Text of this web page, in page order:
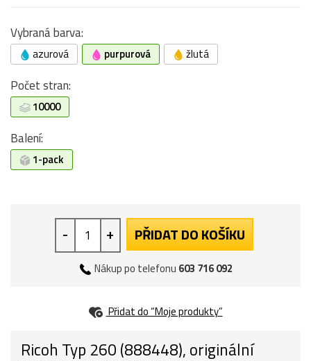
Vybraná barva:
azurová purpurová žlutá
Počet stran:
10000
Balení:
1-pack
- + PŘIDAT DO KOŠÍKU
Nákup po telefonu 603 716 092
Přidat do “Moje produkty”
Ricoh Typ 260 (888448), originální